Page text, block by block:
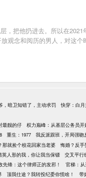
，把他扔进去。所以在
观念和阅历的男人，对这
，暗卫知错了，主动求罚 快穿：白
最靓的仔 权力巅峰：从基层公务员开
重生：1977 我反派跟班，开局强吻
那就捡个校花回家当老婆 悔婚？反手
英人形的我，你让我当保镖 交叉平行
先锋：这个律师正的发邪！ 官梯：
顶我仕途？我转投纪委你慌啥！ 带